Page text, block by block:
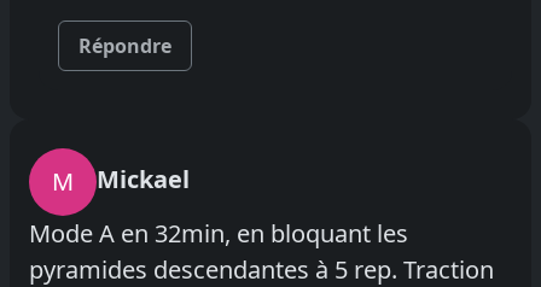
Répondre
M
Mickael
Mode A en 32min, en bloquant les
pyramides descendantes à 5 rep. Traction